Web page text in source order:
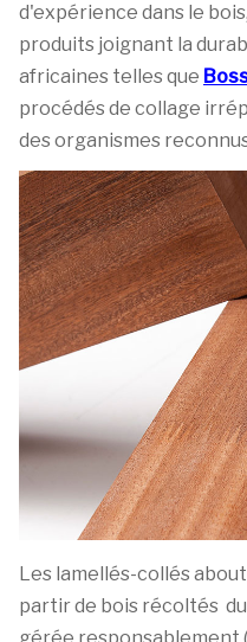
d'expérience dans le
produits joignant la
africaines telles que
procédés de collage
des organismes
Les lamellés-collés
partir de bois récoltés